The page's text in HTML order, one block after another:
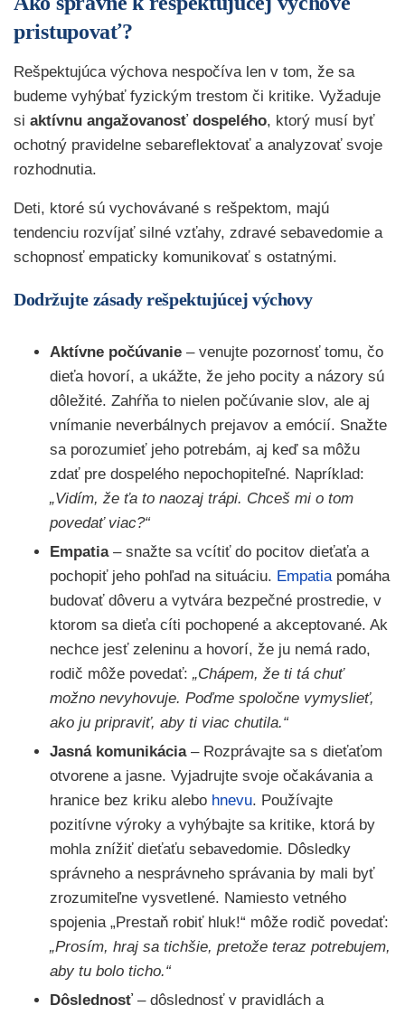
pristupovať?
Rešpektujúca výchova nespočíva len v tom, že sa
budeme vyhýbať fyzickým trestom či kritike. Vyžaduje
si aktívnu angažovanosť dospelého, ktorý musí byť
ochotný pravidelne sebareflektovať a analyzovať svoje
rozhodnutia.
Deti, ktoré sú vychovávané s rešpektom, majú
tendenciu rozvíjať silné vzťahy, zdravé sebavedomie a
schopnosť empaticky komunikovať s ostatnými.
Dodržujte zásady rešpektujúcej výchovy
Aktívne počúvanie – venujte pozornosť tomu, čo
dieťa hovorí, a ukážte, že jeho pocity a názory sú
dôležité. Zahŕňa to nielen počúvanie slov, ale aj
vnímanie neverbálnych prejavov a emócií. Snažte
sa porozumieť jeho potrebám, aj keď sa môžu
zdať pre dospelého nepochopiteľné. Napríklad:
„Vidím, že ťa to naozaj trápi. Chceš mi o tom
povedať viac?“
Empatia– snažte sa vcítiť do pocitov dieťaťa a
pochopiť jeho pohľad na situáciu. Empatiapomáha
budovať dôveru a vytvára bezpečné prostredie, v
ktorom sa dieťa cíti pochopené a akceptované. Ak
nechce jesť zeleninu a hovorí, že ju nemá rado,
rodič môže povedať: „Chápem, že ti tá chuť
možno nevyhovuje. Poďme spoločne vymyslieť,
ako ju pripraviť, aby ti viac chutila.“
Jasná komunikácia– Rozprávajte sa s dieťaťom
otvorene a jasne. Vyjadrujte svoje očakávania a
hranice bez kriku alebo hnevu. Používajte
pozitívne výroky a vyhýbajte sa kritike, ktorá by
mohla znížiť dieťaťu sebavedomie. Dôsledky
správneho a nesprávneho správania by mali byť
zrozumiteľne vysvetlené. Namiesto vetného
spojenia „Prestaň robiť hluk!“ môže rodič povedať:
„Prosím, hraj sa tichšie, pretože teraz potrebujem,
aby tu bolo ticho.“
Dôslednosť – dôslednosť v pravidlách a